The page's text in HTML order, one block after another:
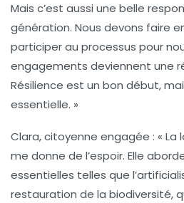
Mais c’est aussi une belle
génération. Nous devons faire
participer au processus pour
engagements deviennent une
Résilience est un bon début,
essentielle. »
Clara, citoyenne engagée : « La
me donne de l’espoir. Elle
essentielles telles que l’
restauration de la biodiversité,